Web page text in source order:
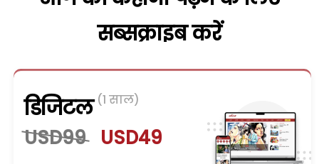
सब्सक्राइब करें
डिजिटल (1 साल)
USD99 USD49